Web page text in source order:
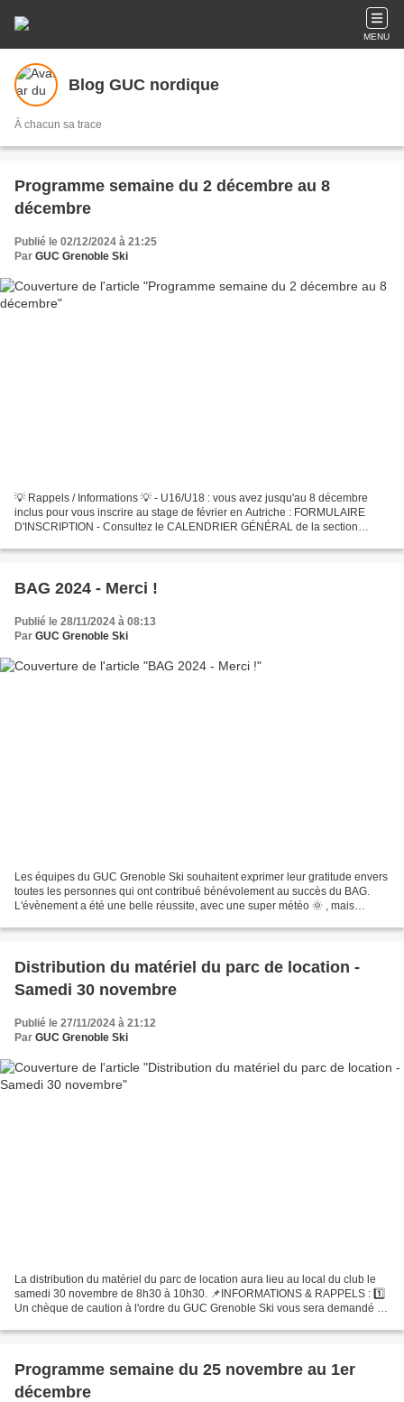
MENU
Blog GUC nordique
À chacun sa trace
Programme semaine du 2 décembre au 8
décembre
Publié le 02/12/2024 à 21:25
Par GUC Grenoble Ski
💡 Rappels / Informations 💡 - U16/U18 : vous avez jusqu'au 8 décembre
inclus pour vous inscrire au stage de février en Autriche : FORMULAIRE
D'INSCRIPTION - Consultez le CALENDRIER GÉNÉRAL de la section
----------...
BAG 2024 - Merci !
Publié le 28/11/2024 à 08:13
Par GUC Grenoble Ski
Les équipes du GUC Grenoble Ski souhaitent exprimer leur gratitude envers
toutes les personnes qui ont contribué bénévolement au succès du BAG.
L'évènement a été une belle réussite, avec une super météo 🌞 , mais
Distribution du matériel du parc de location -
Samedi 30 novembre
Publié le 27/11/2024 à 21:12
Par GUC Grenoble Ski
La distribution du matériel du parc de location aura lieu au local du club le
samedi 30 novembre de 8h30 à 10h30. 📌INFORMATIONS & RAPPELS : 1️⃣
Un chèque de caution à l'ordre du GUC Grenoble Ski vous sera demandé à
Programme semaine du 25 novembre au 1er
décembre